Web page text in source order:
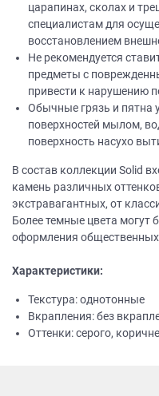
царапинах, сколах и
специалистам для
восстановлением
Не рекомендуется
предметы с
привести к нарушению
Обычные грязь и пятна
поверхностей мылом,
поверхность насухо
В состав коллекции Solid
камень различных
экстравагантных, от
Более темные цвета могут
оформления
Характеристики:
Текстура: однотонные
Вкрапления: без
Оттенки: серого,